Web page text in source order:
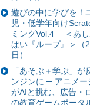
遊びの中に学びを！
児・低学年向け
ミングVol.4 ＜あし
ぱい『ループ』＞（
日）
「あそぶ＋学ぶ」が
ンジンに ─ アニメー
がAIと挑む、広告・
の教育ゲームポータ